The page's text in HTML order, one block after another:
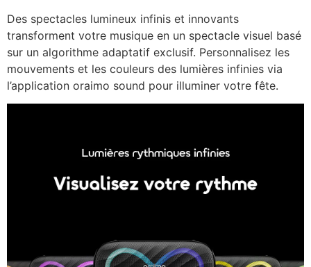
Des spectacles lumineux infinis et innovants
transforment votre musique en un spectacle visuel basé
sur un algorithme adaptatif exclusif. Personnalisez les
mouvements et les couleurs des lumières infinies via
l’application oraimo sound pour illuminer votre fête.